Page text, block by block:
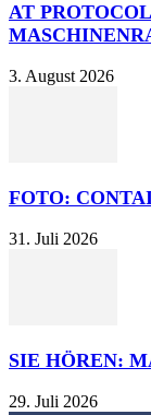
AT
3. August 2026
FOTO:
31. Juli 2026
SIE HÖREN:
29. Juli 2026